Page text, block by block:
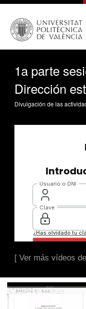
1a parte
Dirección
[ Ver más vídeos